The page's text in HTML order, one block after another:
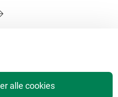
alle cookiesCookie instellingen